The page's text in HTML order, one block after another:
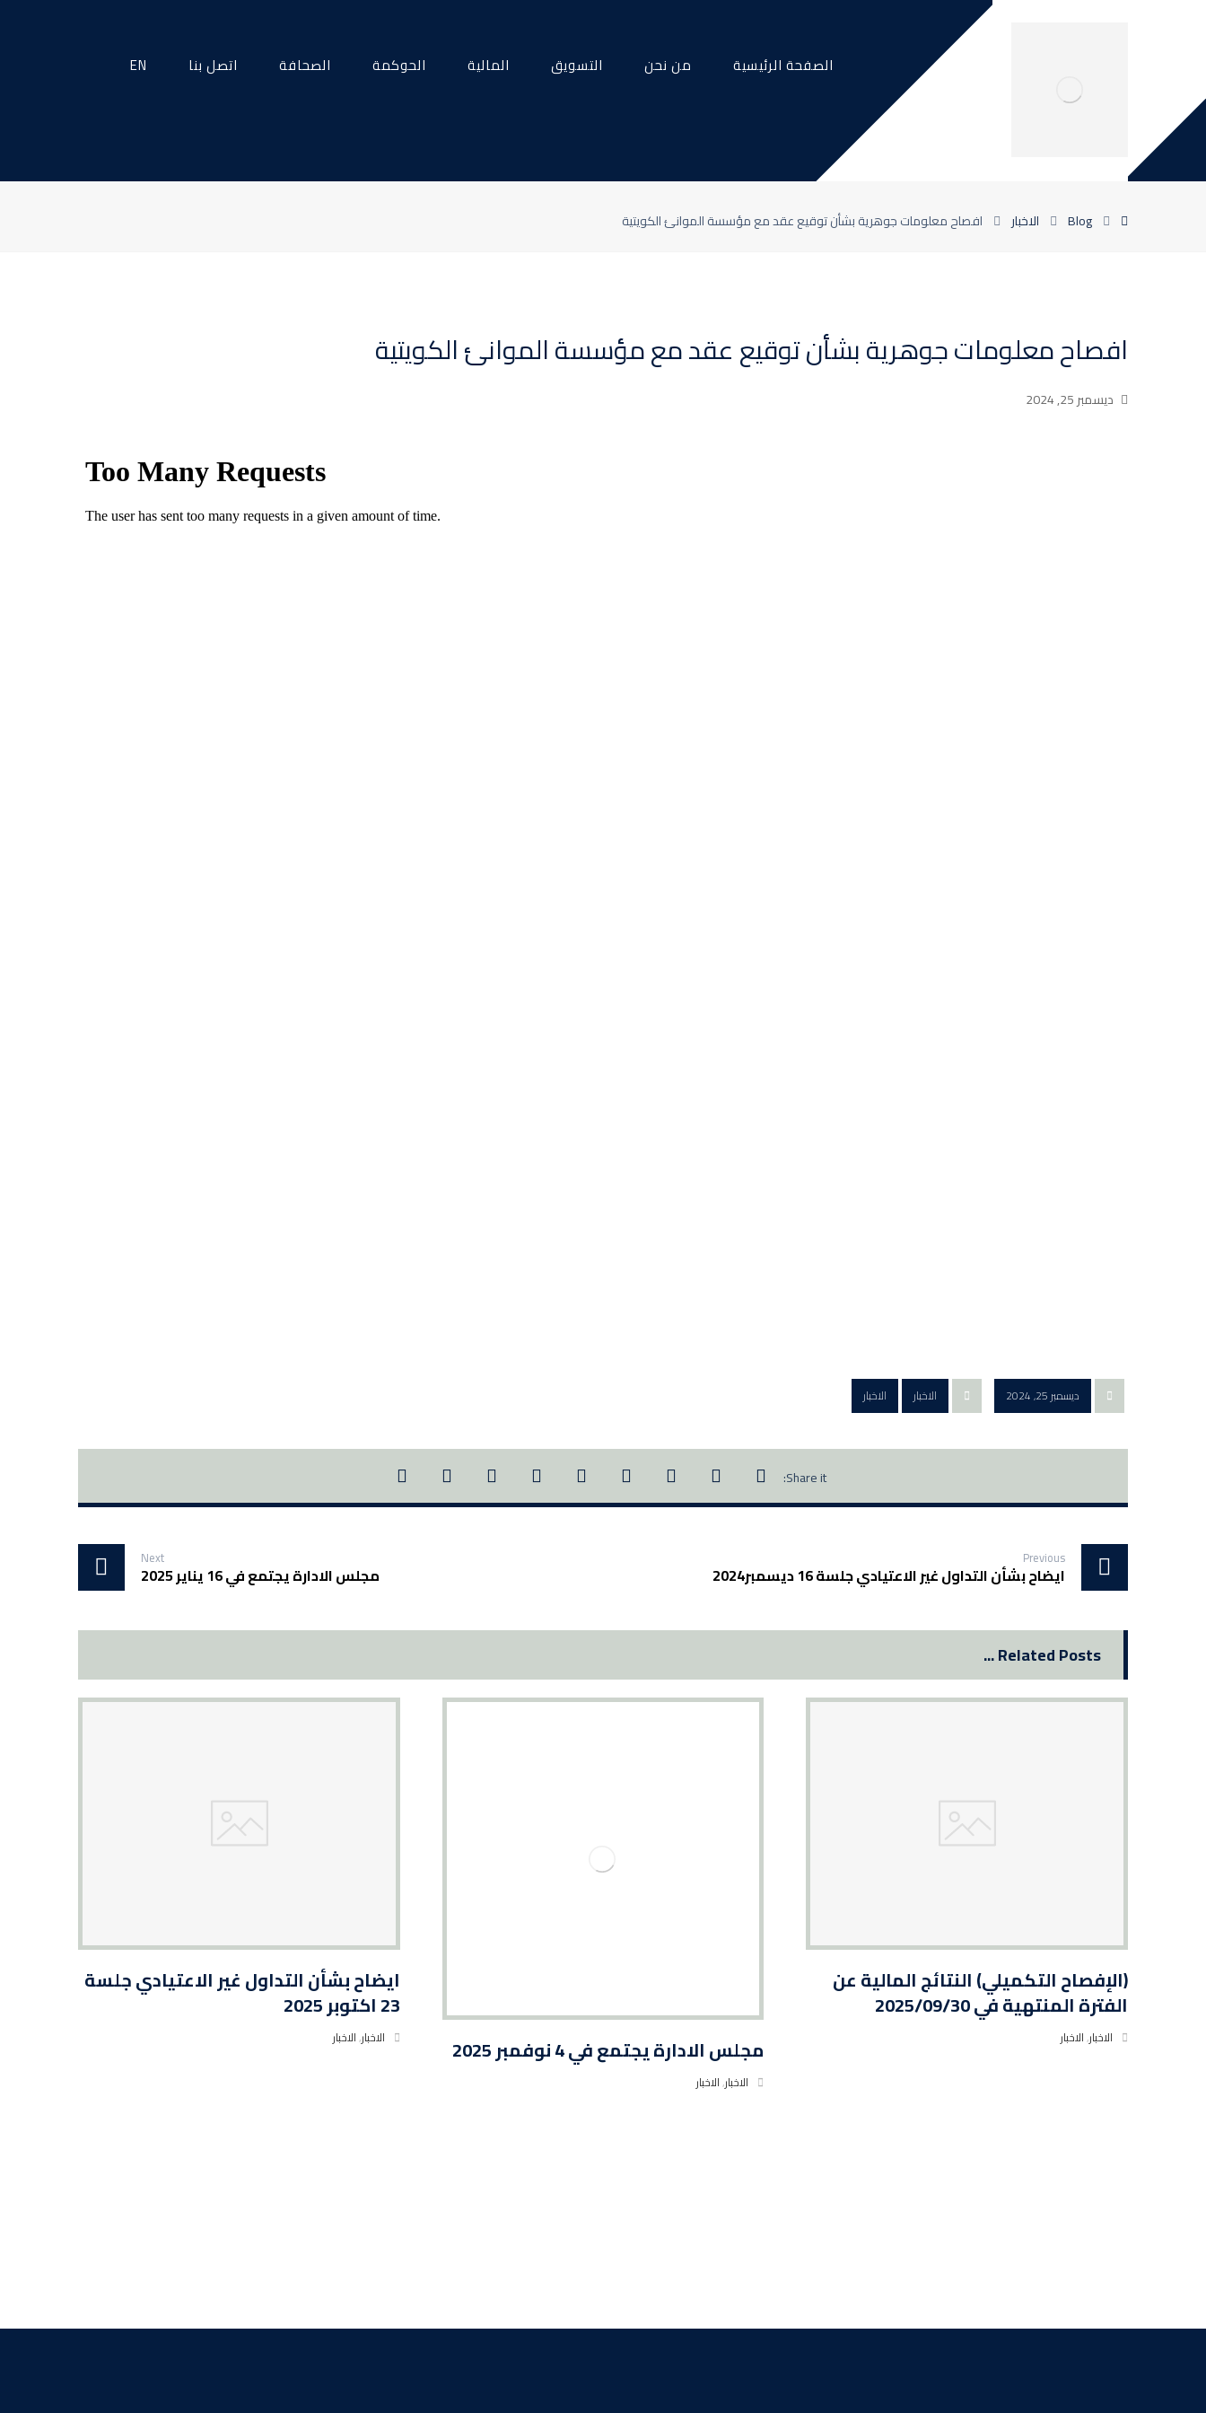
الصفحة الرئيسية من نحن التسويق المالية الحوكمة الصحافة اتصل بنا EN
Blog الاخبار افصاح معلومات جوهرية بشأن توقيع عقد مع مؤسسة الموانئ الكويتية
افصاح معلومات جوهرية بشأن توقيع عقد مع مؤسسة الموانئ الكويتية
ديسمبر 25, 2024
ديسمبر 25, 2024 الاخبار الاخبار
Previous
ايضاح بشأن التداول غير الاعتيادي جلسة 16 ديسمبر2024
Next
مجلس الادارة يجتمع في 16 يناير 2025
Related Posts ...
(الإفصاح التكميلي) النتائج المالية عن
الفترة المنتهية في 2025/09/30
الاخبار,الاخبار مجلس الادارة يجتمع في 4 نوفمبر 2025
الاخبار,الاخبار
ايضاح بشأن التداول غير الاعتيادي جلسة
23 اكتوبر 2025
الاخبار,الاخبار